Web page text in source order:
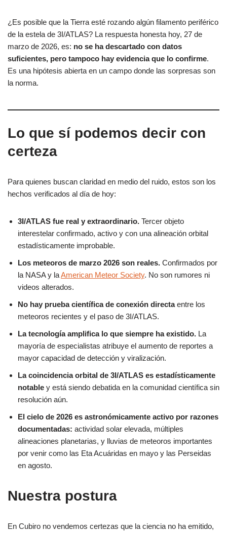
¿Es posible que la Tierra esté rozando algún filamento periférico
de la estela de 3I/ATLAS? La respuesta honesta hoy, 27 de
marzo de 2026, es: no se ha descartado con datos
suficientes, pero tampoco hay evidencia que lo confirme.
Es una hipótesis abierta en un campo donde las sorpresas son
la norma.
Lo que sí podemos decir con
certeza
Para quienes buscan claridad en medio del ruido, estos son los
hechos verificados al día de hoy:
3I/ATLAS fue real y extraordinario. Tercer objeto
interestelar confirmado, activo y con una alineación orbital
estadísticamente improbable.
Los meteoros de marzo 2026 son reales. Confirmados por
la NASA y laAmerican Meteor Society. No son rumores ni
videos alterados.
No hay prueba científica de conexión directaentre los
meteoros recientes y el paso de 3I/ATLAS.
La tecnología amplifica lo que siempre ha existido. La
mayoría de especialistas atribuye el aumento de reportes a
mayor capacidad de detección y viralización.
La coincidencia orbital de 3I/ATLAS es estadísticamente
notable y está siendo debatida en la comunidad científica sin
resolución aún.
El cielo de 2026 es astronómicamente activo por razones
documentadas: actividad solar elevada, múltiples
alineaciones planetarias, y lluvias de meteoros importantes
por venir como las Eta Acuáridas en mayo y las Perseidas
en agosto.
Nuestra postura
En Cubiro no vendemos certezas que la ciencia no ha emitido,